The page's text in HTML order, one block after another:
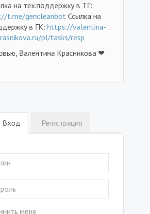
на тех.поддержку в ТГ:
t.me/gencleanbotСсылка на
в ГК: https://valentina-
pl/tasks/resp
Валентина Красникова ❤
Вход Регистрация
меня